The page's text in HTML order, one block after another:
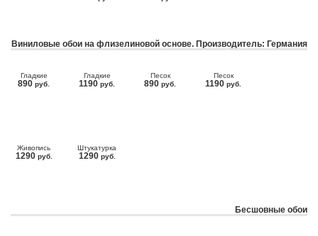
Виниловые обои на флизелиновой основе. Производитель: Германия
Гладкие
890 руб.
Гладкие
1190 руб.
Песок
890 руб.
Песок
1190 руб.
Живопись
1290 руб.
Штукатурка
1290 руб.
Бесшовные обои